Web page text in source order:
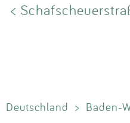
<
Deutschland > Baden-